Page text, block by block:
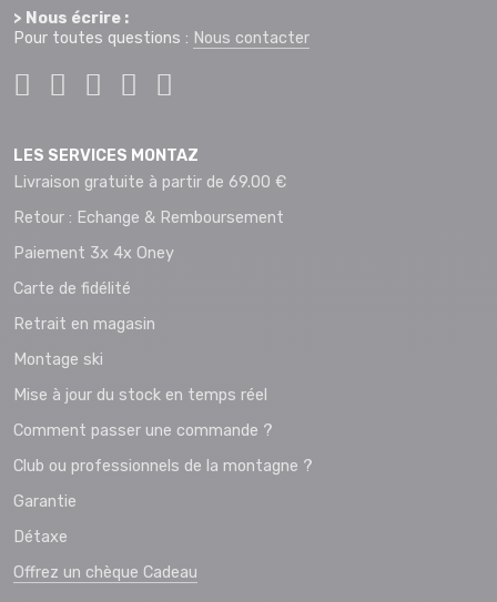
> Nous écrire :
Pour toutes questions : Nous contacter
LES SERVICES MONTAZ
Livraison gratuite à partir de 69.00 €
Retour : Echange & Remboursement
Paiement 3x 4x Oney
Carte de fidélité
Retrait en magasin
Montage ski
Mise à jour du stock en temps réel
Comment passer une commande ?
Club ou professionnels de la montagne ?
Garantie
Détaxe
Offrez un chèque Cadeau